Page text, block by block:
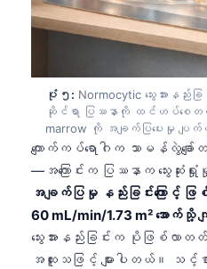
ပုံ ၅: Normocytic သွေးအားန
ဆိုင်ရာ ပြဿနာကို ထင်ဟပ်စေတတ်
marrow ကို အချက်ပြပေးမှု ပျ
ကျောက်ကပ်ရောဂါက သာမန်လွဲချ
—အကြောင်းက ပြဿနာက သွေးဆုံ
အချက်ပြမှု နည်းခြင်းကြောင့် ဖ
60 mL/min/1.73 m² အောက်သို့
သွေးအားနည်းခြင်းက ပိုဖြစ်လာတတ်
အထူးသဖြင့် များပါတယ်။ သင့်
ગુજરાતી
ಕನ್ನಡ
മലയാളം
Bahasa Melayu
Tiếng Việt
Tagalog
ไทย
ភាសាខ្មែរ
Kiswahili